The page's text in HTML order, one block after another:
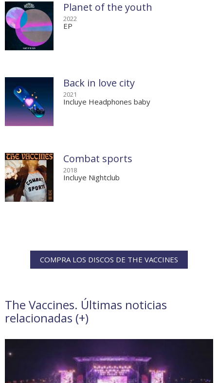
Planet of the youth
2022
EP
Back in love city
2021
Incluye Headphones baby
Combat sports
2018
Incluye Nightclub
COMPRA LOS DISCOS DE THE VACCINES
The Vaccines. Últimas noticias
relacionadas (+)